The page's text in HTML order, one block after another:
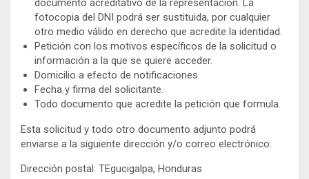
documento acreditativo de la representación. La
fotocopia del DNI podrá ser sustituida, por cualquier
otro medio válido en derecho que acredite la identidad.
Petición con los motivos específicos de la solicitud o
información a la que se quiere acceder.
Domicilio a efecto de notificaciones.
Fecha y firma del solicitante.
Todo documento que acredite la petición que formula.
Esta solicitud y todo otro documento adjunto podrá
enviarse a la siguiente dirección y/o correo electrónico:
Dirección postal: TEgucigalpa, Honduras